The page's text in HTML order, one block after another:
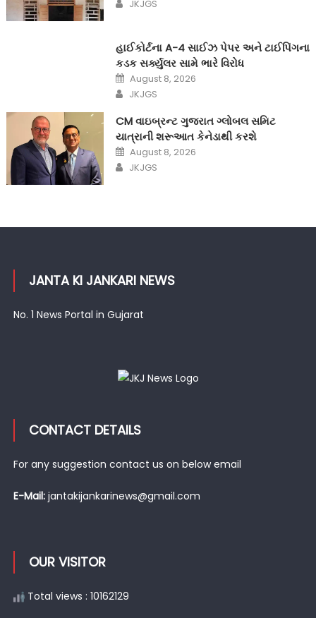
JKJGS
હાઈકોર્ટના A-4 સાઈઝ પેપર અને ટાઈપિંગના
કડક સર્ક્યુલર સામે ભારે વિરોધ
Posted
on
August 8, 2026
Author
JKJGS
CM વાઇબ્રન્ટ ગુજરાત ગ્લોબલ સમિટ
યાત્રાની શરૂઆત કેનેડાથી કરશે
Posted
on
August 8, 2026
Author
JKJGS
JANTA KI JANKARI NEWS
No. 1 News Portal in Gujarat
CONTACT DETAILS
For any suggestion contact us on below email
E-Mail: jantakijankarinews@gmail.com
OUR VISITOR
Total views : 10162129